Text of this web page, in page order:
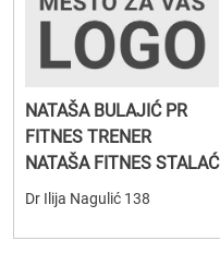
NATAŠA BULAJIĆ PR
FITNES TRENER
NATAŠA FITNES STALAĆ
Dr Ilija Nagulić 138